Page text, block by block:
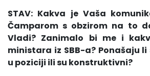
STAV: Kakva je Vaša
Čamparom s obzirom na to
Vladi? Zanimalo bi me i
ministara iz SBB-a? Ponašaju
u poziciji ili su konstruktivni?